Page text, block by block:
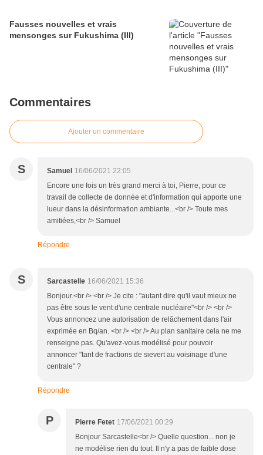
Fausses nouvelles et vrais
mensonges sur Fukushima (III)
Commentaires
Ajouter un commentaire
S Samuel 16/06/2021 22:05
Encore une fois un très grand merci à toi, Pierre, pour ce
travail de collecte de donnée et d'information qui apporte une
lueur dans la désinformation ambiante...<br /> Toute mes
amitiées,<br /> Samuel
Répondre
S Sarcastelle 16/06/2021 15:36
Bonjour.<br /> <br /> Je cite : "autant dire qu'il vaut mieux ne
pas être sous le vent d'une centrale nucléaire"<br /> <br />
Vous annoncez une autorisation de relâchement dans l'air
exprimée en Bq/an. <br /> <br /> Au plan sanitaire cela ne me
renseigne pas. Qu'avez-vous modélisé pour pouvoir
annoncer "tant de fractions de sievert au voisinage d'une
centrale" ?
Répondre
P Pierre Fetet 17/06/2021 00:29
Bonjour Sarcastelle<br /> Quelle question... non je
ne modélise rien du tout. Il n'y a pas de faible dose